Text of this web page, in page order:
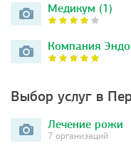
Медикум (1)
Компания
Выбор услуг в
Лечение рожи
7 организаций